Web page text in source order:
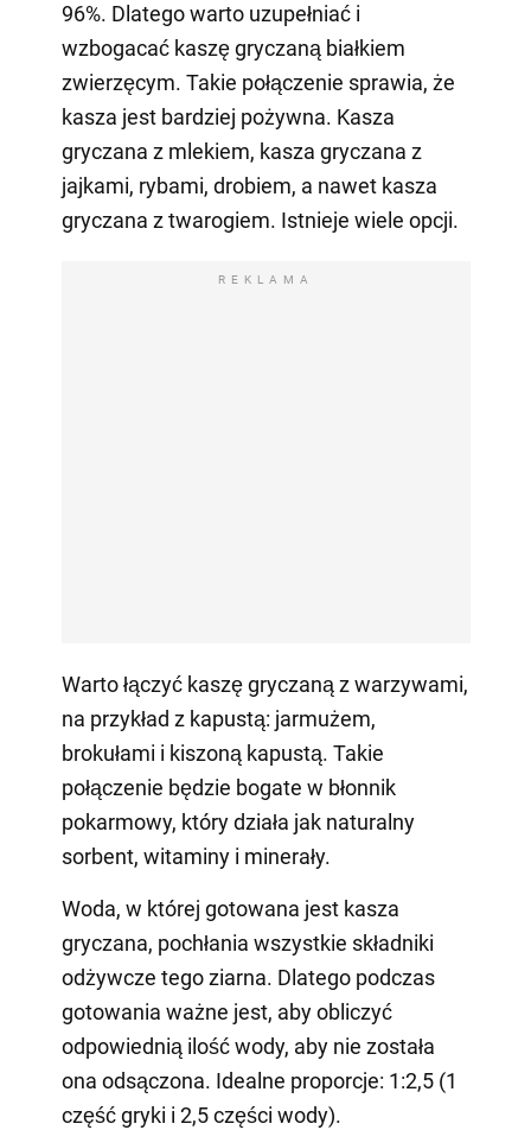
96%. Dlatego warto uzupełniać i
wzbogacać kaszę gryczaną białkiem
zwierzęcym. Takie połączenie sprawia, że
kasza jest bardziej pożywna. Kasza
gryczana z mlekiem, kasza gryczana z
jajkami, rybami, drobiem, a nawet kasza
gryczana z twarogiem. Istnieje wiele opcji.
REKLAMA
Warto łączyć kaszę gryczaną z warzywami,
na przykład z kapustą: jarmużem,
brokułami i kiszoną kapustą. Takie
połączenie będzie bogate w błonnik
pokarmowy, który działa jak naturalny
sorbent, witaminy i minerały.
Woda, w której gotowana jest kasza
gryczana, pochłania wszystkie składniki
odżywcze tego ziarna. Dlatego podczas
gotowania ważne jest, aby obliczyć
odpowiednią ilość wody, aby nie została
ona odsączona. Idealne proporcje: 1:2,5 (1
część gryki i 2,5 części wody).